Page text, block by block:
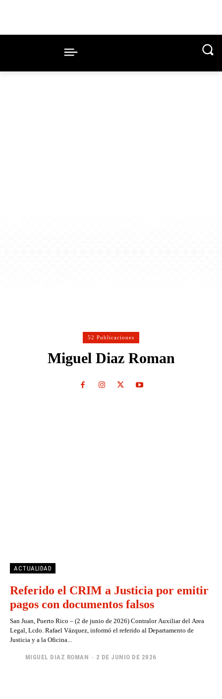
52 Publicaciones
Miguel Diaz Roman
ACTUALIDAD
Referido el CRIM a Justicia por emitir
pagos con documentos falsos
San Juan, Puerto Rico – (2 de junio de 2026) Contralor Auxiliar del Area
Legal, Lcdo. Rafael Vázquez, informó el referido al Departamento de
Justicia y a la Oficina...
MIGUEL DIAZ ROMAN - 2 DE JUNIO DE 2026